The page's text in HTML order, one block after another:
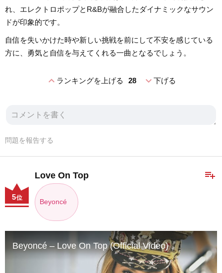
れ、エレクトロポップとR&Bが融合したダイナミックなサウン
ドが印象的です。
自信を失いかけた時や新しい挑戦を前にして不安を感じている
方に、勇気と自信を与えてくれる一曲となるでしょう。
expand_lessランキングを上げる 28 expand_more下げる
問題を報告する
playlist_add
Love On Top
Beyoncé
5位
Beyoncé – Love On Top (Official Video)